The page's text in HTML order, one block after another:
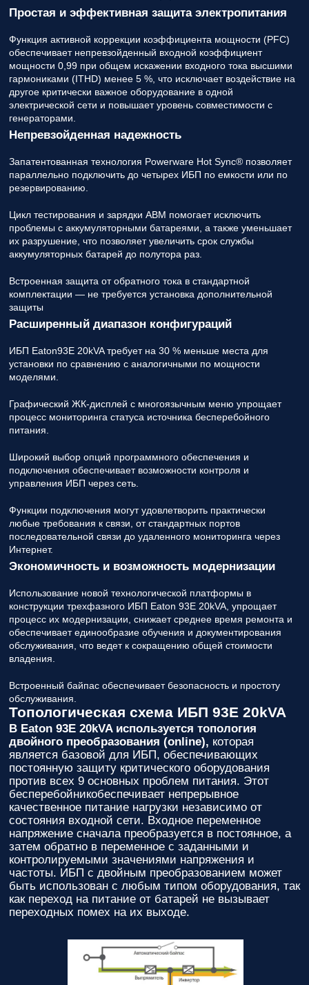
Простая и эффективная защита электропитания
Функция активной коррекции коэффициента мощности (PFC)
обеспечивает непревзойденный входной коэффициент
мощности 0,99 при общем искажении входного тока высшими
гармониками (ITHD) менее 5 %, что исключает воздействие на
другое критически важное оборудование в одной
электрической сети и повышает уровень совместимости с
генераторами.
Непревзойденная надежность
Запатентованная технология Powerware Hot Sync® позволяет
параллельно подключить до четырех ИБП по емкости или по
резервированию.
Цикл тестирования и зарядки ABM помогает исключить
проблемы с аккумуляторными батареями, а также уменьшает
их разрушение, что позволяет увеличить срок службы
аккумуляторных батарей до полутора раз.
Встроенная защита от обратного тока в стандартной
комплектации — не требуется установка дополнительной
защиты
Расширенный диапазон конфигураций
ИБП Eaton93E 20kVA требует на 30 % меньше места для
установки по сравнению с аналогичными по мощности
моделями.
Графический ЖК-дисплей с многоязычным меню упрощает
процесс мониторинга статуса источника бесперебойного
питания.
Широкий выбор опций программного обеспечения и
подключения обеспечивает возможности контроля и
управления ИБП через сеть.
Функции подключения могут удовлетворить практически
любые требования к связи, от стандартных портов
последовательной связи до удаленного мониторинга через
Интернет.
Экономичность и возможность модернизации
Использование новой технологической платформы в
конструкции трехфазного ИБП Eaton 93E 20kVA, упрощает
процесс их модернизации, снижает среднее время ремонта и
обеспечивает единообразие обучения и документирования
обслуживания, что ведет к сокращению общей стоимости
владения.
Встроенный байпас обеспечивает безопасность и простоту
обслуживания.
Топологическая схема ИБП 93E 20kVA
В Eaton 93E 20kVA используется топология
двойного преобразования (online), которая
является базовой для ИБП, обеспечивающих
постоянную защиту критического оборудования
против всех 9 основных проблем питания. Этот
бесперебойникобеспечивает непрерывное
качественное питание нагрузки независимо от
состояния входной сети. Входное переменное
напряжение сначала преобразуется в постоянное, а
затем обратно в переменное с заданными и
контролируемыми значениями напряжения и
частоты. ИБП с двойным преобразованием может
быть использован с любым типом оборудования, так
как переход на питание от батарей не вызывает
переходных помех на их выходе.